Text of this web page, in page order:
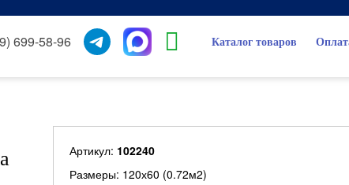
699-58-96 Каталог товаров
Артикул: 102240
Размеры: 120х60 (0.72м2)